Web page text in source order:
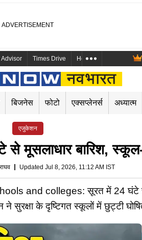
Advisor Times Drive Health and Me
बिजनेस फोटो एक्सप्लेनर्स अध्यात्म
एजुकेशन
बारिश, स्कूल-
Updated Jul 8, 2026, 11:12 AM IST
and colleges: सूरत में 24 घंटे से
सुरक्षा के दृष्टिगत स्कूलों में छुट्टी